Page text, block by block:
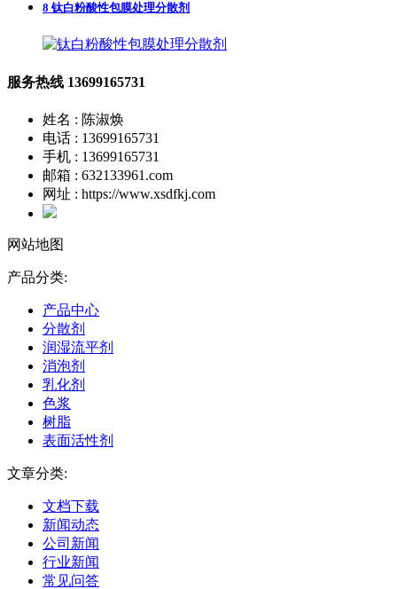
8 钛白粉酸性包膜处理分散剂
服务热线 13699165731
姓名 : 陈淑焕
电话 : 13699165731
手机 : 13699165731
邮箱 : 632133961.com
网址 : https://www.xsdfkj.com
网站地图
产品分类:
产品中心
分散剂
润湿流平剂
消泡剂
乳化剂
色浆
树脂
表面活性剂
文章分类:
文档下载
新闻动态
公司新闻
行业新闻
常见问答